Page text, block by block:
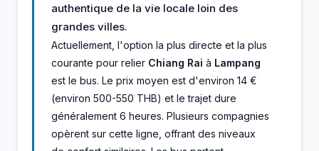
authentique de la vie locale loin des
grandes villes.
Actuellement, l'option la plus directe et la plus
courante pour relier Chiang Rai à Lampang
est le bus. Le prix moyen est d'environ 14 €
(environ 500-550 THB) et le trajet dure
généralement 6 heures. Plusieurs compagnies
opèrent sur cette ligne, offrant des niveaux